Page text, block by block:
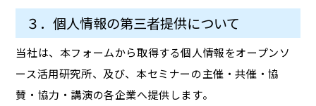
３．個人情報の第三者提供について
当社は、本フォームから取得する個人情報をオープンソ
ース活用研究所、及び、本セミナーの主催・共催・協
賛・協力・講演の各企業へ提供します。